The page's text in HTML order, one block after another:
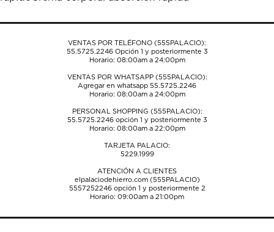
envío.envío.envío.envío.envío.
VENTAS POR TELÉFONO (555PALACIO):
55.5725.2246Opción 1 y posteriormente 3
Horario: 08:00am a 24:00pm
VENTAS POR WHATSAPP (555PALACIO):
Agregar en whatsapp 55.5725.2246
Horario: 08:00am a 24:00pm
PERSONAL SHOPPING (555PALACIO):
55.5725.2246opción 1 y posteriormente 3
Horario: 08:00am a 22:00pm
TARJETA PALACIO:
5229.1999
ATENCIÓN A CLIENTES
elpalaciodehierro.com (555PALACIO)
5557252246opción 1 y posteriormente 2
Horario: 09:00am a 21:00pm